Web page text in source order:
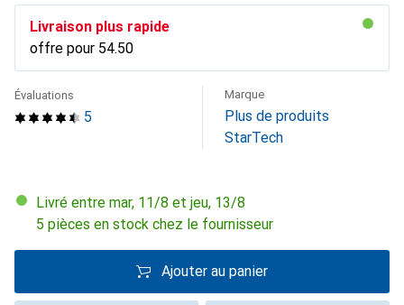
Livraison plus rapide
offre pour CHF
54.50
5
Évaluations Marque
Plus de produits
StarTech
Livré entre mar, 11/8 et jeu, 13/8
5 pièces en stock chez le fournisseur
Ajouter au panier